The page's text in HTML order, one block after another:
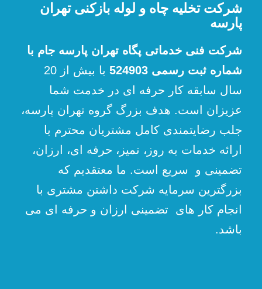
شرکت تخلیه چاه و لوله بازکنی تهران
پارسه
شرکت فنی خدماتی پگاه تهران پارسه جام با
شماره ثبت رسمی 524903
با بیش از 20
سال سابقه کار حرفه ای در خدمت شما
عزیزان است. هدف بزرگ گروه تهران پارسه،
جلب رضایتمندی کامل مشتریان محترم با
ارائه خدمات به روز، تمیز، حرفه ای، ارزان،
تضمینی و سریع است. ما معتقدیم که
بزرگترین سرمایه شرکت داشتن مشتری با
انجام کار های تضمینی ارزان و حرفه ای می
باشد.